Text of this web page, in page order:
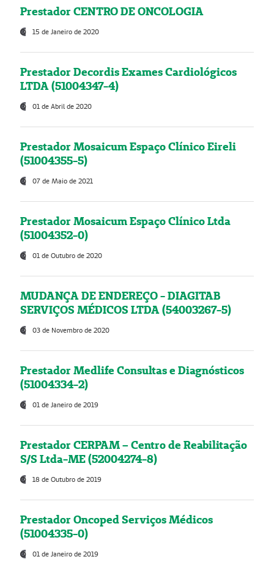
Prestador CENTRO DE ONCOLOGIA
15 de Janeiro de 2020
Prestador Decordis Exames Cardiológicos
LTDA (51004347-4)
01 de Abril de 2020
Prestador Mosaicum Espaço Clínico Eireli
(51004355-5)
07 de Maio de 2021
Prestador Mosaicum Espaço Clínico Ltda
(51004352-0)
01 de Outubro de 2020
MUDANÇA DE ENDEREÇO - DIAGITAB
SERVIÇOS MÉDICOS LTDA (54003267-5)
03 de Novembro de 2020
Prestador Medlife Consultas e Diagnósticos
(51004334-2)
01 de Janeiro de 2019
Prestador CERPAM – Centro de Reabilitação
S/S Ltda-ME (52004274-8)
18 de Outubro de 2019
Prestador Oncoped Serviços Médicos
(51004335-0)
01 de Janeiro de 2019